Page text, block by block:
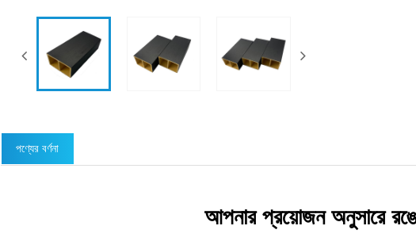
পণ্যের বর্ণনা
আপনার প্রয়োজন অনুসারে